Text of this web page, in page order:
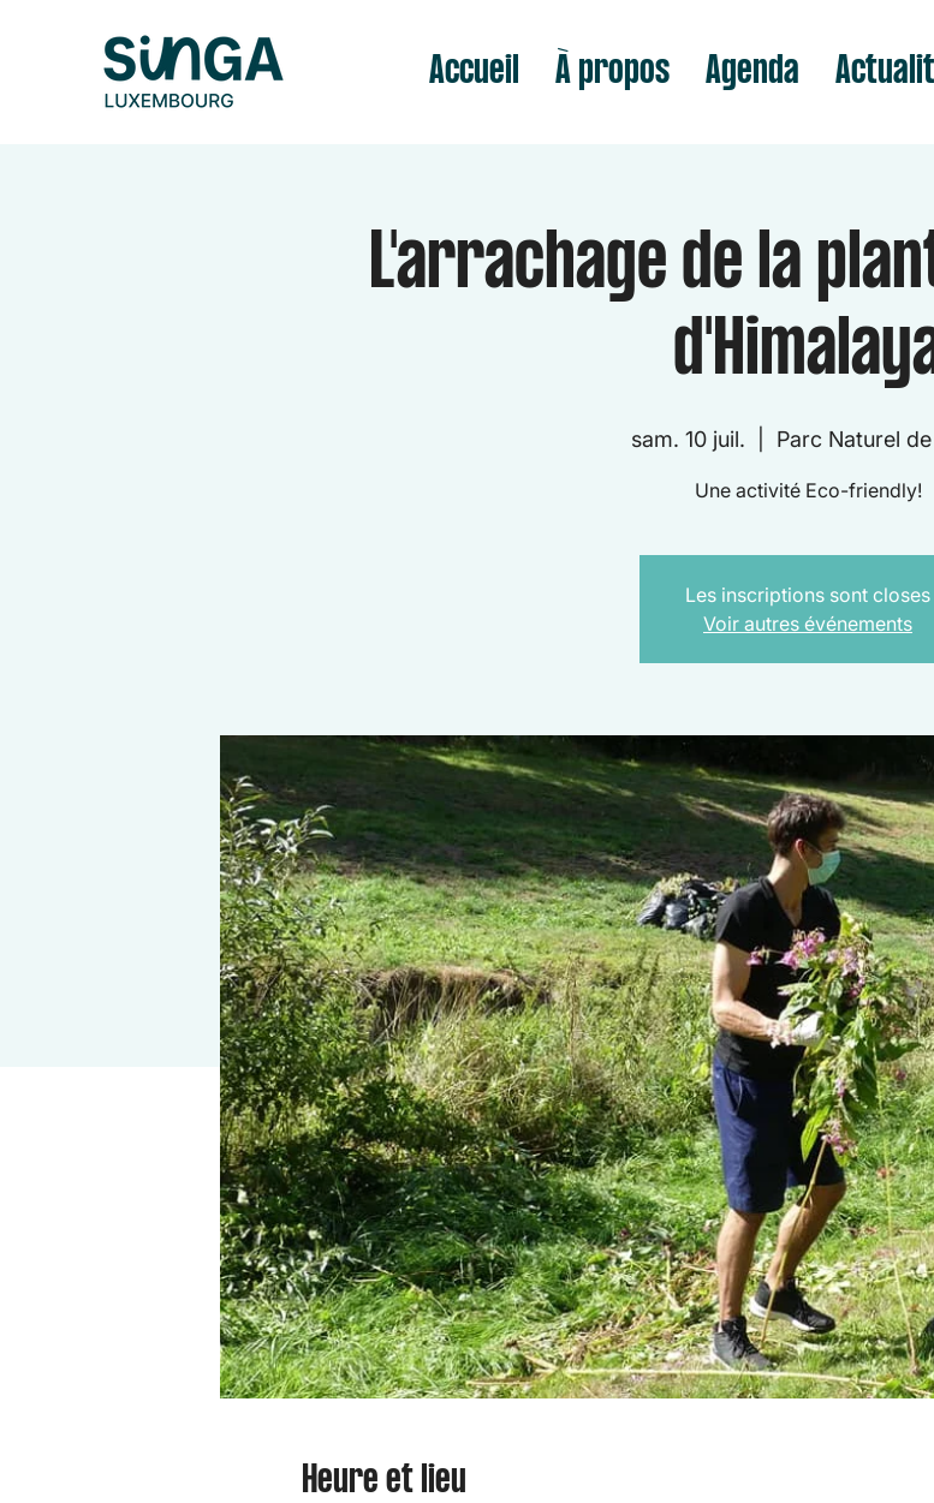
Accueil À propos Agenda
L'arrachage de la
sam. 10 juil. Parc Naturel
Une activité Eco-friendly!
Les inscriptions sont closes
Voir autres événements
Heure et lieu